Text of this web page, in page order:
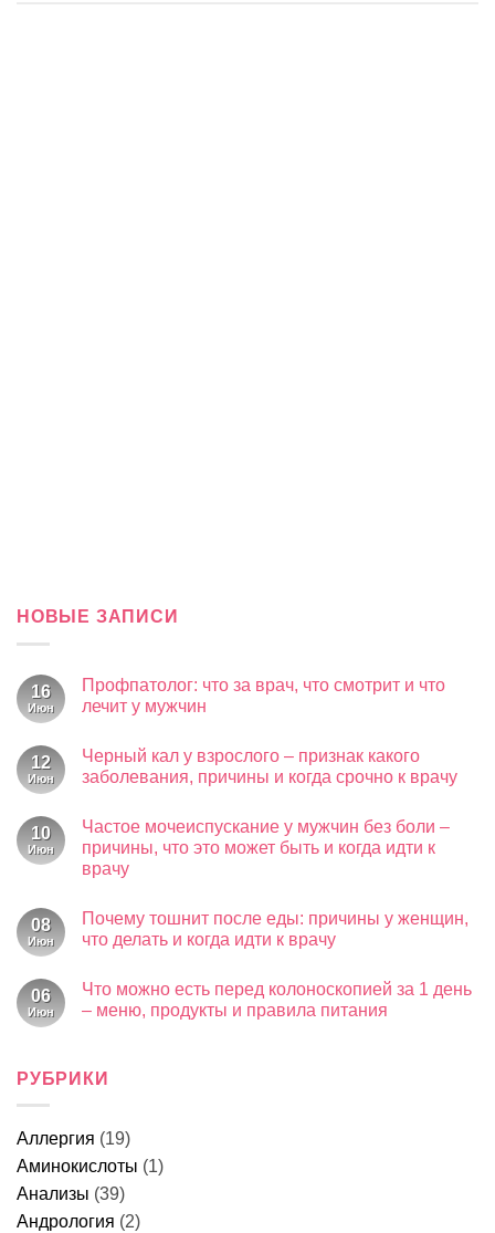
НОВЫЕ ЗАПИСИ
16
Июн
Профпатолог: что за врач, что смотрит и что
лечит у мужчин
записи
Профпатолог:
что
что
смотрит
и
что
мужчин
12
Июн
Черный кал у взрослого – признак какого
заболевания, причины и когда срочно к врачу
записи
Черный
кал
у
признак
какого
заболевания,
когда
срочно
к
10
Июн
Частое мочеиспускание у мужчин без боли –
причины, что это может быть и когда идти к
врачу
записи
Частое
мочеиспускание
без
боли
может
идти
к
врачу
08
Июн
Почему тошнит после еды: причины у женщин,
что делать и когда идти к врачу
записи
Почему
тошнит
у
и
когда
идти
к
врачу
06
Июн
Что можно есть перед колоноскопией за 1 день
– меню, продукты и правила питания
Что
можно
колоноскопией
за
1
день
меню,
продукты
РУБРИКИ
Аллергия (19)
Аминокислоты (1)
Анализы (39)
Андрология (2)